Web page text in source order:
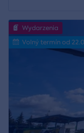
Wydarzenia
Volný termín od